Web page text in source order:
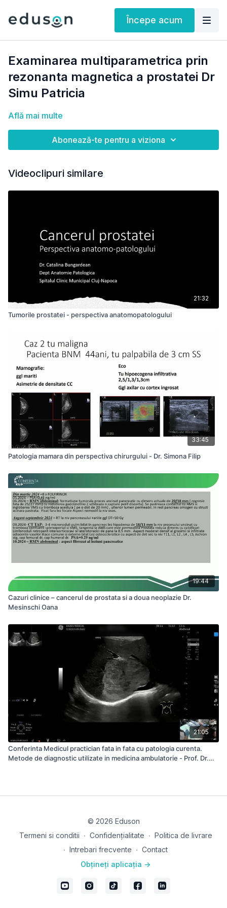
Începe acum
Examinarea multiparametrica prin
rezonanta magnetica a prostatei Dr
Simu Patricia
Află mai multe
Abonează-te pentru a viziona
Videoclipuri similare
21:32
Tumorile prostatei - perspectiva anatomopatologului
33:45
Patologia mamara din perspectiva chirurgului - Dr. Simona Filip
19:44
Cazuri clinice – cancerul de prostata si a doua neoplazie Dr.
Mesinschi Oana
21:05
Conferinta Medicul practician fata in fata cu patologia curenta.
Metode de diagnostic utilizate in medicina ambulatorie - Prof. Dr.
© 2026 Eduson
Termeni si conditii ∙ Confidențialitate ∙ Politica de livrare
∙ Intrebari frecvente ∙ Contact
Obțineți aplicația ->